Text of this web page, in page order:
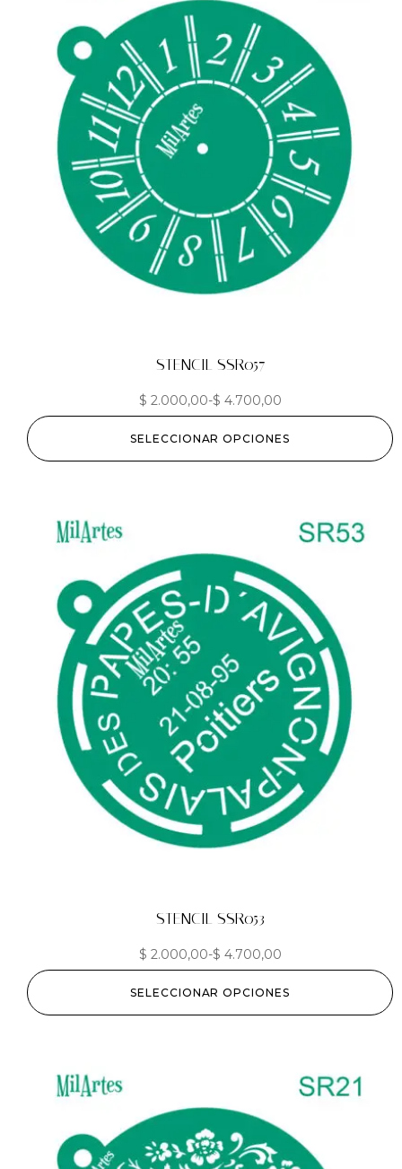
STENCIL SSR057
$ 2.000,00-$ 4.700,00
SELECCIONAR OPCIONES
STENCIL SSR053
$ 2.000,00-$ 4.700,00
SELECCIONAR OPCIONES